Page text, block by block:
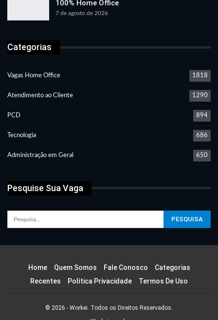
100% Home Office
7 de agosto de 2026
Categorias
Vagas Home Office 1818
Atendimento ao Cliente 1290
PCD 894
Tecnologia 686
Administração em Geral 650
Pesquise Sua Vaga
Home Quem Somos Fale Conosco
Categorias
Recentes
Política Privacidade Termos De Uso
© 2026 - Workei. Todos os Direitos Reservados.